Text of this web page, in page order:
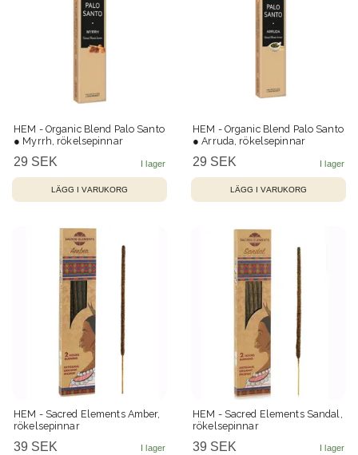
HEM - Organic Blend Palo Santo
● Myrrh, rökelsepinnar
29 SEK
HEM - Organic Blend Palo Santo
● Arruda, rökelsepinnar
29 SEK
HEM - Sacred Elements Amber,
rökelsepinnar
39 SEK
HEM - Sacred Elements Sandal,
rökelsepinnar
39 SEK